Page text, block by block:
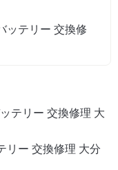
ッテリー 交換修
テリー 交換修理 大
リー 交換修理 大分